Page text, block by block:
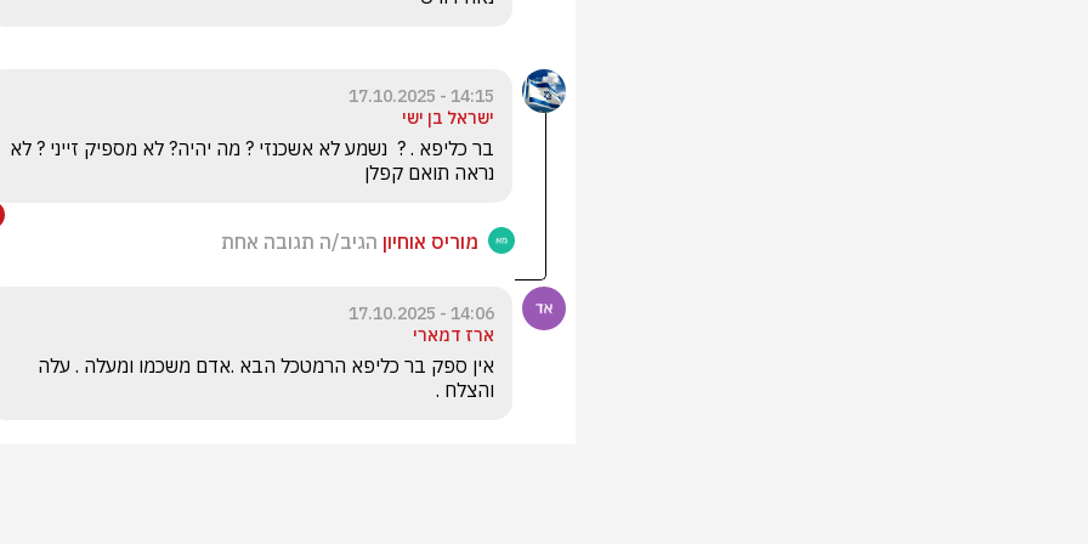
14:15 - 17.10.2025
ישראל בן ישי
נראה תואם קפלן
מוריס אוחיון הגיב/ה תגובה אחת
14:06 - 17.10.2025
ארז דמארי
והצלח .